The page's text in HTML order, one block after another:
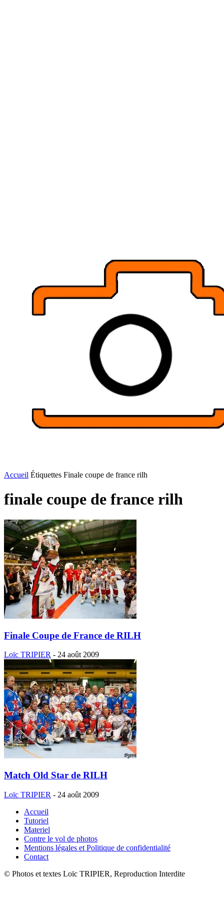
Accueil Étiquettes Finale coupe de france rilh
finale coupe de france rilh
Finale Coupe de France de RILH
Loïc TRIPIER - 24 août 2009
Match Old Star de RILH
Loïc TRIPIER - 24 août 2009
Accueil
Tutoriel
Materiel
Contre le vol de photos
Mentions légales et Politique de confidentialité
Contact
© Photos et textes Loïc TRIPIER, Reproduction Interdite